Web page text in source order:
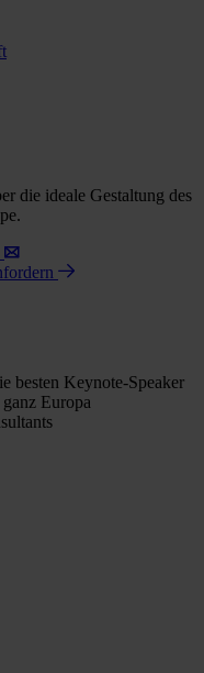
die ideale Gestaltung des
besten Keynote-Speaker
Europa